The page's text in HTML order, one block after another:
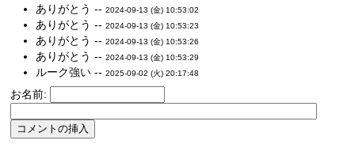
ありがとう -- 2024-09-13 (金) 10:53:02
ありがとう -- 2024-09-13 (金) 10:53:23
ありがとう -- 2024-09-13 (金) 10:53:26
ありがとう -- 2024-09-13 (金) 10:53:29
ルーク強い -- 2025-09-02 (火) 20:17:48
お名前: